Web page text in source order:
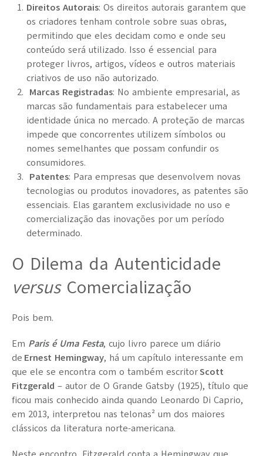
Direitos Autorais: Os direitos autorais garantem que
os criadores tenham controle sobre suas obras,
permitindo que eles decidam como e onde seu
conteúdo será utilizado. Isso é essencial para
proteger livros, artigos, vídeos e outros materiais
criativos de uso não autorizado.
Marcas Registradas: No ambiente empresarial, as
marcas são fundamentais para estabelecer uma
identidade única no mercado. A proteção de marcas
impede que concorrentes utilizem símbolos ou
nomes semelhantes que possam confundir os
consumidores.
Patentes: Para empresas que desenvolvem novas
tecnologias ou produtos inovadores, as patentes são
essenciais. Elas garantem exclusividade no uso e
comercialização das inovações por um período
determinado.
O Dilema da Autenticidade
versusComercialização
Pois bem.
Em Paris é Uma Festa, cujo livro parece um diário
de Ernest Hemingway, há um capítulo interessante em
que ele se encontra com o também escritorScott
Fitzgerald – autor de O Grande Gatsby (1925), título que
ficou mais conhecido ainda quando Leonardo Di Caprio,
em 2013, interpretou nas telonas² um dos maiores
clássicos da literatura norte-americana.